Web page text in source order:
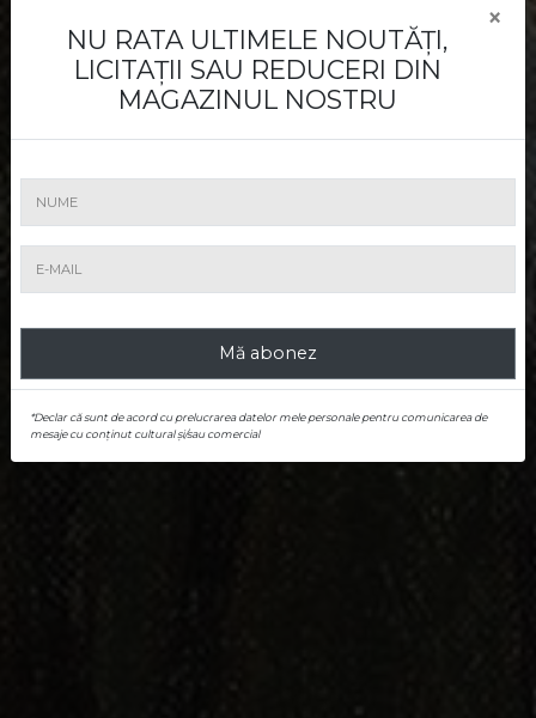
Cum vând
Aveți o lucrare de vânzare? Noi o vom
promova şi o vom vinde la cel mai bun
preţ.
NU RATA ULTIMELE NOUTĂȚI,
LICITAȚII SAU REDUCERI DIN
MAGAZINUL NOSTRU
×
Mă abonez
*Declar că sunt de acord cu prelucrarea datelor mele personale pentru comunicarea de
mesaje cu conținut cultural și/sau comercial